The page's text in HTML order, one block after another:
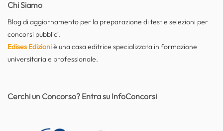
Chi Siamo
Blog di aggiornamento per la preparazione di test e selezioni per
concorsi pubblici.
Edises Edizioniè una casa editrice specializzata in formazione
universitaria e professionale.
Cerchi un Concorso? Entra su InfoConcorsi